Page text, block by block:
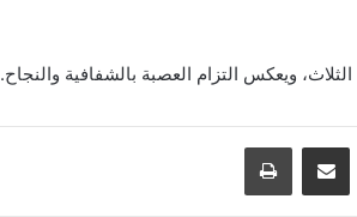
ويعكس التزام العصبة بالشفافية والنجاح.
مشاركة عبر البريد طباعة